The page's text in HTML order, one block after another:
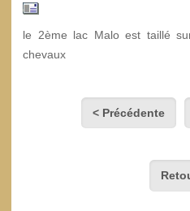
le 2ème lac Malo est taillé
chevaux
< Précédente